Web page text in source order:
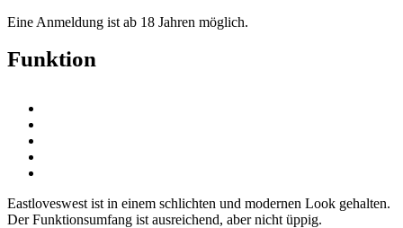
Eine Anmeldung ist ab 18 Jahren möglich.
Funktion
Eastloveswest ist in einem schlichten und modernen Look gehalten.
Der Funktionsumfang ist ausreichend, aber nicht üppig.